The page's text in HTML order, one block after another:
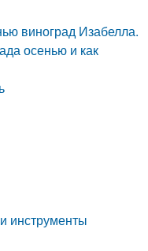
виноград Изабелла.
осенью и как
инструменты